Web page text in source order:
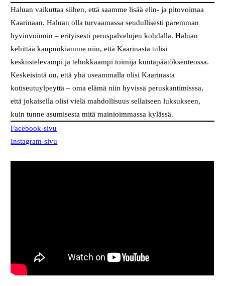
Haluan vaikuttaa siihen, että saamme lisää elin- ja pitovoimaa
Kaarinaan. Haluan olla turvaamassa seudullisesti paremman
hyvinvoinnin – erityisesti peruspalvelujen kohdalla. Haluan
kehittää kaupunkiamme niin, että Kaarinasta tulisi
keskustelevampi ja tehokkaampi toimija kuntapäätöksenteossa.
Keskeisintä on, että yhä useammalla olisi Kaarinasta
kotiseutuylpeyttä – oma elämä niin hyvissä peruskantimisssa,
että jokaisella olisi vielä mahdollisuus sellaiseen luksukseen,
kuin tunne asumisesta mitä mainioimmassa kylässä.
Facebook-sivu
Instagram-sivu